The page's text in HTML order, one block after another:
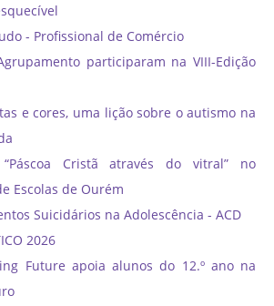
- Profissional de Comércio
participaram na VIII-Edição
e cores, uma lição sobre o autismo na
“Páscoa Cristã através do vitral” no
Escolas de Ourém
Suicidários na Adolescência - ACD
2026
Future apoia alunos do 12.º ano na